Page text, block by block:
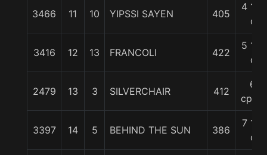
3466 11 10 YIPSSI SAYEN 405
4 1/2
c
3416 12 13 FRANCOLI 422
5 1/4
c
2479 13 3 SILVERCHAIR 412
6
cpos.
3397 14 5 BEHIND THE SUN 386
7 1/4
c